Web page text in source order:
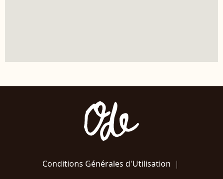
Conditions Générales d'Utilisation |